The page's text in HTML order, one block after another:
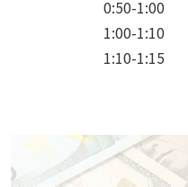
0:50-1:00
1:00-1:10
1:10-1:15